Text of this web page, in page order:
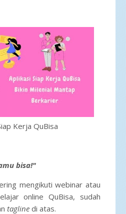
Kerja QuBisa
bisa!"
mengikuti webinar atau
online QuBisa, sudah
tagline di atas.